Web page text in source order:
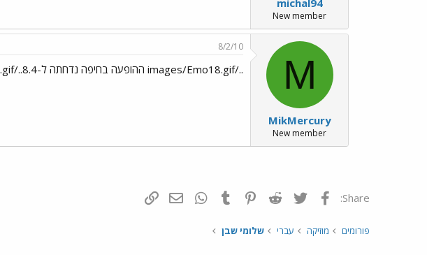
New member
M
MikMercury
New member
8/2/10
../images/Emo18.gif ההופעה בחיפה נדחתה ל-8.4../images/Emo70.gif
Share: פייסבוק Twitter
Reddit
Pinterest
Tumblr
WhatsAppדואר אלקטרוני
פורומים מוזיקה עברי שלומי שבן